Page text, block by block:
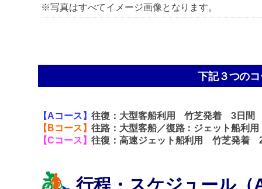
※写真はすべてイメージ画像となります。
下記３つの
【Aコース】往復：大型客船利用 竹芝発着 3日間
【Bコース】往路： 大型客船／復路：ジェット船利
【Cコース】往復：高速ジェット船利用 竹芝発着
行程・スケジュール